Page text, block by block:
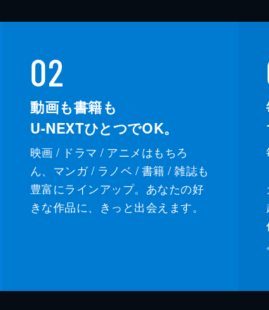
02
動画も書籍も
U-NEXTひとつでOK。
映画 / ドラマ / アニメはもちろ
ん、マンガ / ラノベ / 書籍 / 雑誌も
豊富にラインアップ。あなたの好
きな作品に、きっと出会えます。